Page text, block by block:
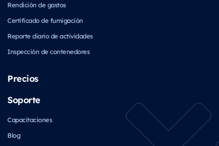
Rendición de gastos
Certificado de fumigación
Reporte diario de actividades
Inspección de contenedores
Precios
Soporte
Capacitaciones
Blog